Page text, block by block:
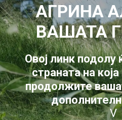
АГРИНА
ВАШАТА
Овој линк подолу
страната на
продолжите
V